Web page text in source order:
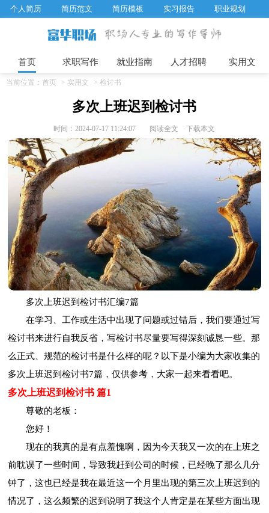
个人简历 简历范文 简历模板 实习报告
职业规划
招聘选拔 企业文化
工作计划
首页 求职写作 就业指南 人才招聘 实用文
当前位置： 首页 > 实用文 > 检讨书
多次上班迟到检讨书
时间：2024-07-17 11:24:07 阅读全文 下载本文
多次上班迟到检讨书汇编7篇
在学习、工作或生活中出现了问题或过错后，我们要通过写
检讨书来进行自我反省，写检讨书尽量要写得深刻诚恳一些。那
么正式、规范的检讨书是什么样的呢？以下是小编为大家收集的
多次上班迟到检讨书7篇，仅供参考，大家一起来看看吧。
多次上班迟到检讨书 篇1
尊敬的老板：
您好！
现在的我真的是有点羞愧啊，因为今天我又一次的在上班之
前耽误了一些时间，导致我赶到公司的时候，已经晚了那么几分
钟了，这也已经是我在最近这一个月里出现的第三次上班迟到的
情况了，这么频繁的迟到说明了我这个人肯定是在某些方面出现